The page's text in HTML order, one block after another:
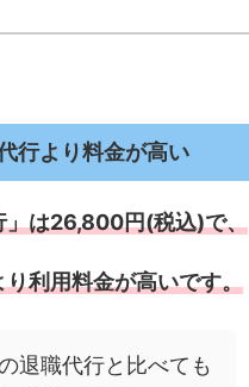
行より料金が高い
」は26,800円(税込)で、
利用料金が高いです。
退職代行と比べても